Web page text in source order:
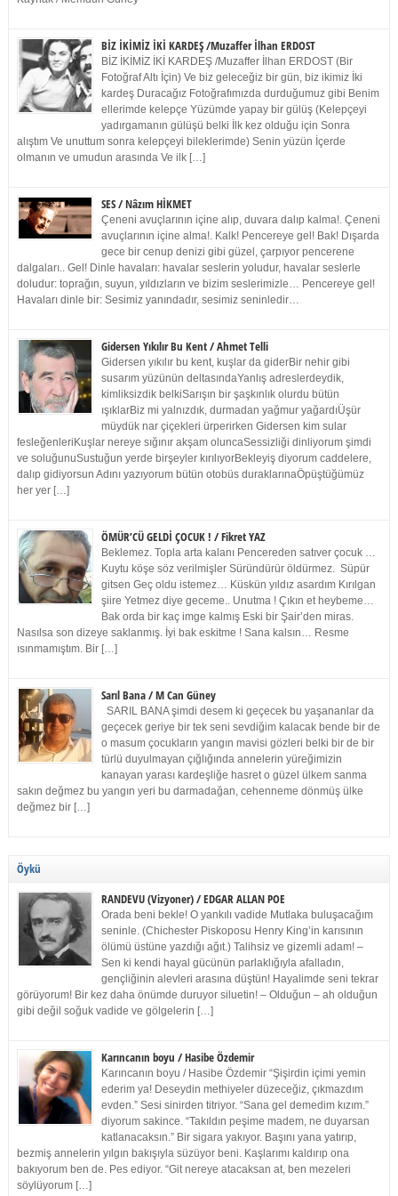
BİZ İKİMİZ İKİ KARDEŞ /Muzaffer İlhan ERDOST
BİZ İKİMİZ İKİ KARDEŞ /Muzaffer İlhan ERDOST (Bir
Fotoğraf Altı İçin) Ve biz geleceğiz bir gün, biz ikimiz İki
kardeş Duracağız Fotoğrafımızda durduğumuz gibi Benim
ellerimde kelepçe Yüzümde yapay bir gülüş (Kelepçeyi
yadırgamanın gülüşü belki İlk kez olduğu için Sonra
alıştım Ve unuttum sonra kelepçeyi bileklerimde) Senin yüzün İçerde
olmanın ve umudun arasında Ve ilk […]
SES / Nâzım HİKMET
Çeneni avuçlarının içine alıp, duvara dalıp kalma!. Çeneni
avuçlarının içine alma!. Kalk! Pencereye gel! Bak! Dışarda
gece bir cenup denizi gibi güzel, çarpıyor pencerene
dalgaları.. Gel! Dinle havaları: havalar seslerin yoludur, havalar seslerle
doludur: toprağın, suyun, yıldızların ve bizim seslerimizle… Pencereye gel!
Havaları dinle bir: Sesimiz yanındadır, sesimiz seninledir…
Gidersen Yıkılır Bu Kent / Ahmet Telli
Gidersen yıkılır bu kent, kuşlar da giderBir nehir gibi
susarım yüzünün deltasındaYanlış adreslerdeydik,
kimliksizdik belkiSarışın bir şaşkınlık olurdu bütün
ışıklarBiz mi yalnızdık, durmadan yağmur yağardıÜşür
müydük nar çiçekleri ürperirken Gidersen kim sular
fesleğenleriKuşlar nereye sığınır akşam oluncaSessizliği dinliyorum şimdi
ve soluğunuSustuğun yerde birşeyler kırılıyorBekleyiş diyorum caddelere,
dalıp gidiyorsun Adını yazıyorum bütün otobüs duraklarınaÖpüştüğümüz
her yer […]
ÖMÜR’CÜ GELDİ ÇOCUK ! / Fikret YAZ
Beklemez. Topla arta kalanı Pencereden satıver çocuk …
Kuytu köşe söz verilmişler Süründürür öldürmez. Süpür
gitsen Geç oldu istemez… Küskün yıldız asardım Kırılgan
şiire Yetmez diye geceme.. Unutma ! Çıkın et heybeme…
Bak orda bir kaç imge kalmış Eski bir Şair’den miras.
Nasılsa son dizeye saklanmış. İyi bak eskitme ! Sana kalsın… Resme
ısınmamıştım. Bir […]
Sarıl Bana / M Can Güney
SARIL BANA şimdi desem ki geçecek bu yaşananlar da
geçecek geriye bir tek seni sevdiğim kalacak bende bir de
o masum çocukların yangın mavisi gözleri belki bir de bir
türlü duyulmayan çığlığında annelerin yüreğimizin
kanayan yarası kardeşliğe hasret o güzel ülkem sanma
sakın değmez bu yangın yeri bu darmadağan, cehenneme dönmüş ülke
değmez bir […]
Öykü
RANDEVU (Vizyoner) / EDGAR ALLAN POE
Orada beni bekle! O yankılı vadide Mutlaka buluşacağım
seninle. (Chichester Piskoposu Henry King’in karısının
ölümü üstüne yazdığı ağıt.) Talihsiz ve gizemli adam! –
Sen ki kendi hayal gücünün parlaklığıyla afalladın,
gençliğinin alevleri arasına düştün! Hayalimde seni tekrar
görüyorum! Bir kez daha önümde duruyor siluetin! – Olduğun – ah olduğun
gibi değil soğuk vadide ve gölgelerin […]
Karıncanın boyu / Hasibe Özdemir
Karıncanın boyu / Hasibe Özdemir “Şişirdin içimi yemin
ederim ya! Deseydin methiyeler düzeceğiz, çıkmazdım
evden.” Sesi sinirden titriyor. “Sana gel demedim kızım.”
diyorum sakince. “Takıldın peşime madem, ne duyarsan
katlanacaksın.” Bir sigara yakıyor. Başını yana yatırıp,
bezmiş annelerin yılgın bakışıyla süzüyor beni. Kaşlarımı kaldırıp ona
bakıyorum ben de. Pes ediyor. “Git nereye atacaksan at, ben mezeleri
söylüyorum […]